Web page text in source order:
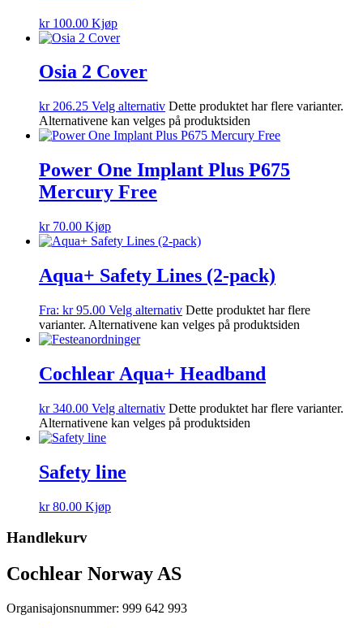
kr100.00 Kjøp
Osia 2 Cover
kr206.25 Velg alternativ Dette produktet har flere varianter.
Alternativene kan velges på produktsiden
Power One Implant Plus P675
Mercury Free
kr70.00 Kjøp
Aqua+ Safety Lines (2-pack)
Fra: kr95.00 Velg alternativ Dette produktet har flere
varianter. Alternativene kan velges på produktsiden
Cochlear Aqua+ Headband
kr340.00 Velg alternativ Dette produktet har flere varianter.
Alternativene kan velges på produktsiden
Safety line
kr80.00 Kjøp
Handlekurv
Cochlear Norway AS
Organisajonsnummer: 999 642 993